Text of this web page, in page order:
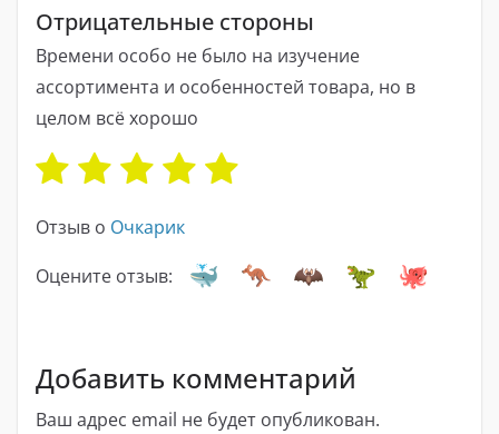
Отрицательные стороны
Времени особо не было на изучение
ассортимента и особенностей товара, но в
целом всё хорошо
Отзыв о Очкарик
Оцените отзыв:
Добавить комментарий
Ваш адрес email не будет опубликован.